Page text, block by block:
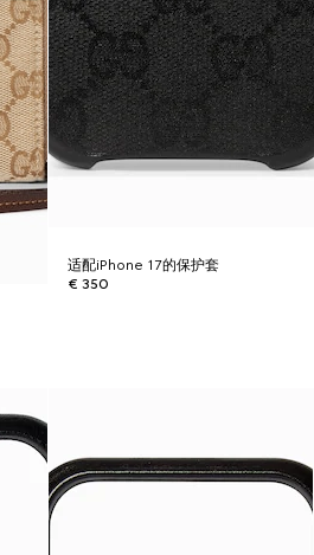
适配iPhone 17的保护套
€ 350